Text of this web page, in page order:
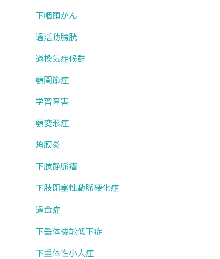
下咽頭がん
過活動膀胱
過換気症候群
顎関節症
学習障害
顎変形症
角膜炎
下肢静脈瘤
下肢閉塞性動脈硬化症
過食症
下垂体機能低下症
下垂体性小人症